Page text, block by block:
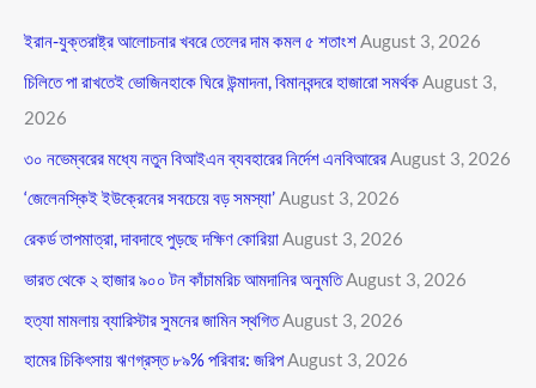
ইরান-যুক্তরাষ্ট্র আলোচনার খবরে তেলের দাম কমল ৫ শতাংশAugust 3, 2026
চিলিতে পা রাখতেই ভোজিনহাকে ঘিরে উন্মাদনা, বিমানবন্দরে হাজারো সমর্থকAugust 3,
2026
৩০ নভেম্বরের মধ্যে নতুন বিআইএন ব্যবহারের নির্দেশ এনবিআরেরAugust 3, 2026
‘জেলেনস্কিই ইউক্রেনের সবচেয়ে বড় সমস্যা’August 3, 2026
রেকর্ড তাপমাত্রা, দাবদাহে পুড়ছে দক্ষিণ কোরিয়াAugust 3, 2026
ভারত থেকে ২ হাজার ৯০০ টন কাঁচামরিচ আমদানির অনুমতিAugust 3, 2026
হত্যা মামলায় ব্যারিস্টার সুমনের জামিন স্থগিতAugust 3, 2026
হামের চিকিৎসায় ঋণগ্রস্ত ৮৯% পরিবার: জরিপAugust 3, 2026